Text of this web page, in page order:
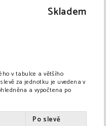
Skladem
v tabulce a většího
za jednotku je uvedena v
a vypočtena po
Po slevě